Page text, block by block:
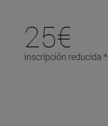
25€
Inscripción reducida *